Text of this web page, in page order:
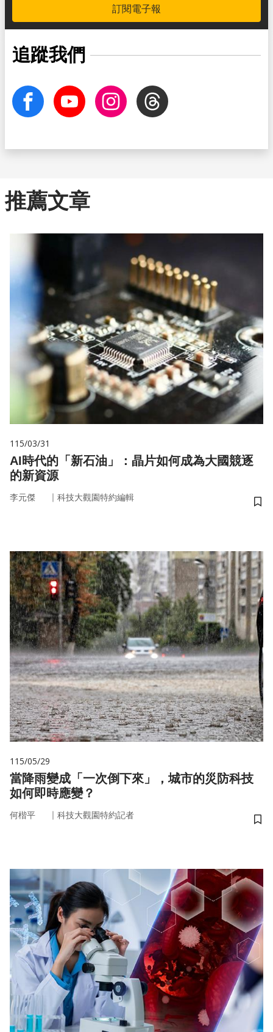
訂閱電子報
追蹤我們
facebook Youtube InstagramThreads
推薦文章
115/03/31
AI時代的「新石油」：晶片如何成為大國競逐
的新資源
李元傑 ｜ 科技大觀園特約編輯
儲
115/05/29
當降雨變成「一次倒下來」，城市的災防科技
如何即時應變？
何楷平 ｜ 科技大觀園特約記者
儲